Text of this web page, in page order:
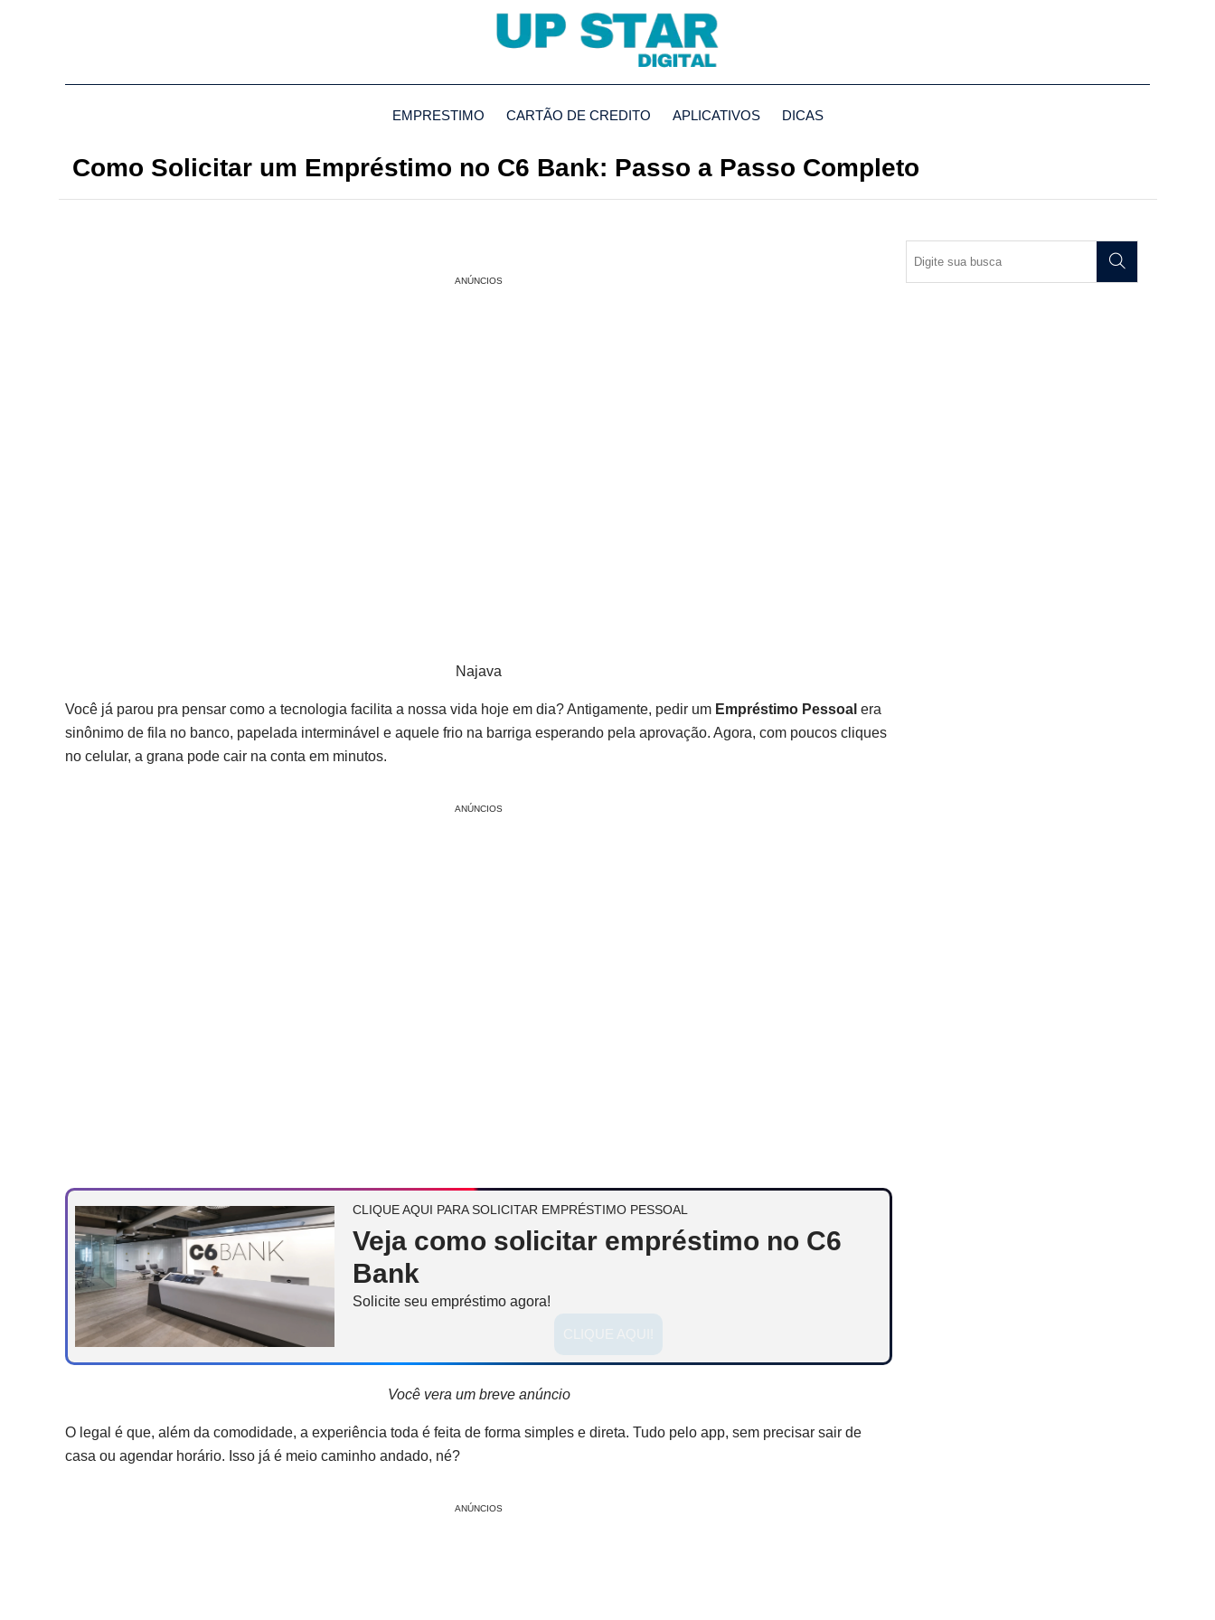
EMPRESTIMO CARTÃO DE CREDITO APLICATIVOS DICAS
Como Solicitar um Empréstimo no C6 Bank: Passo a Passo Completo
ANÚNCIOS
Najava
Você já parou pra pensar como a tecnologia facilita a nossa vida hoje em dia? Antigamente, pedir um Empréstimo Pessoal era
sinônimo de fila no banco, papelada interminável e aquele frio na barriga esperando pela aprovação. Agora, com poucos cliques
no celular, a grana pode cair na conta em minutos.
ANÚNCIOS
CLIQUE AQUI PARA SOLICITAR EMPRÉSTIMO PESSOAL
Veja como solicitar empréstimo no C6
Bank
Solicite seu empréstimo agora!
Você vera um breve anúncio
O legal é que, além da comodidade, a experiência toda é feita de forma simples e direta. Tudo pelo app, sem precisar sair de
casa ou agendar horário. Isso já é meio caminho andado, né?
ANÚNCIOS